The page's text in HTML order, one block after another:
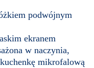
podwójnym
ekranem
w naczynia,
mikrofalową